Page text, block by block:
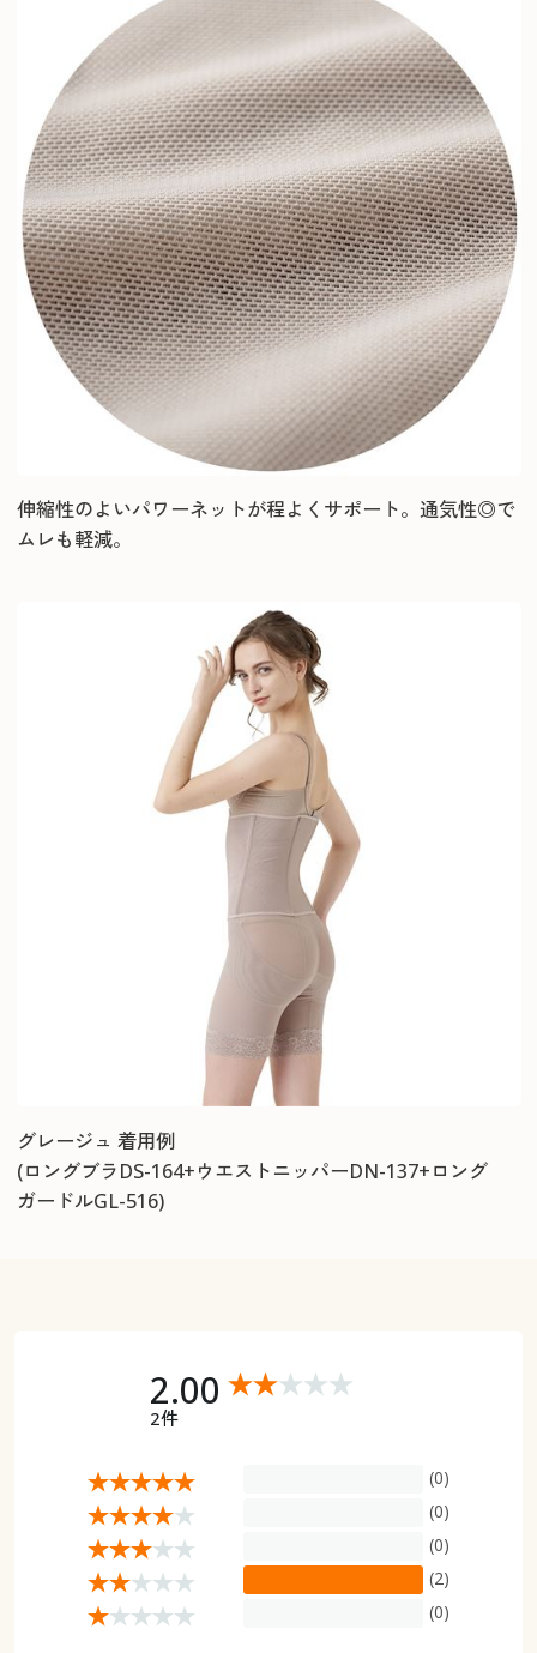
伸縮性のよいパワーネットが程よくサポート。通気性◎で
ムレも軽減。
グレージュ 着用例
(ロングブラDS-164+ウエストニッパーDN-137+ロング
ガードルGL-516)
2.00
2件
(0)
(0)
(0)
(2)
(0)